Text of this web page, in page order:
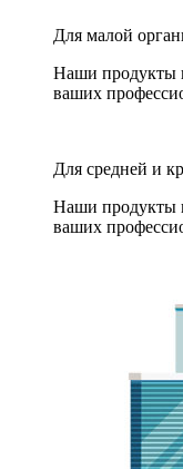
Для малой
Наши продукты
ваших
Для средней и
Наши продукты
ваших